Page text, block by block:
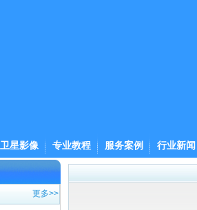
卫星影像 专业教程 服务案例 行业新闻
更多>>